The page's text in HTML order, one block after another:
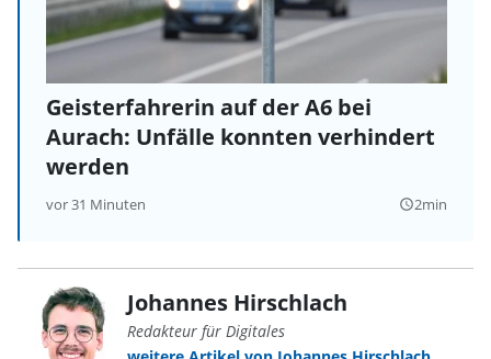
Geisterfahrerin auf der A6 bei
Aurach: Unfälle konnten verhindert
werden
vor 31 Minuten query_builder2min
Johannes Hirschlach
Redakteur für Digitales